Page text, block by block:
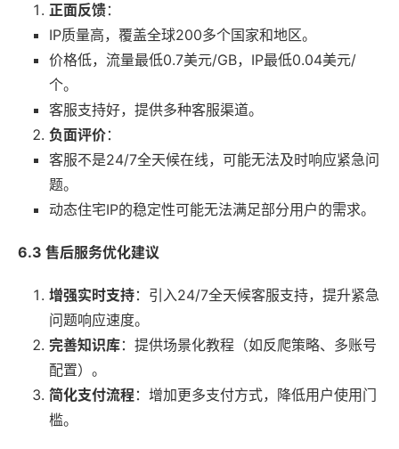
正面反馈：
IP质量高，覆盖全球200多个国家和地区。
价格低，流量最低0.7美元/GB，IP最低0.04美元/
个。
客服支持好，提供多种客服渠道。
负面评价：
客服不是24/7全天候在线，可能无法及时响应紧急问
题。
动态住宅IP的稳定性可能无法满足部分用户的需求。
6.3 售后服务优化建议
增强实时支持：引入24/7全天候客服支持，提升紧急
问题响应速度。
完善知识库：提供场景化教程（如反爬策略、多账号
配置）。
简化支付流程：增加更多支付方式，降低用户使用门
槛。